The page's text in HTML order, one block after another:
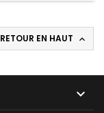
RETOUR EN HAUT 
